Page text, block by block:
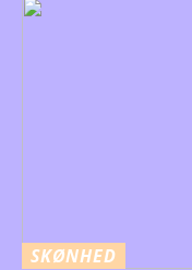
SKØNHED